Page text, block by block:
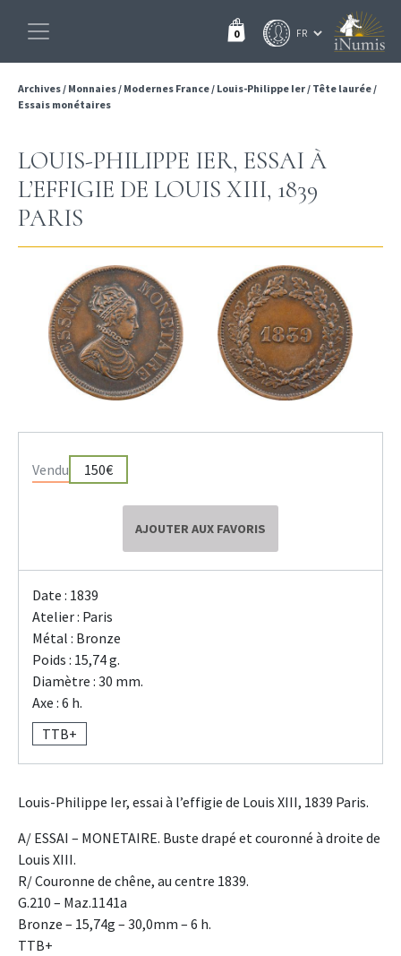
0
Archives/ Monnaies/ Modernes France/ Louis-Philippe Ier/ Tête laurée/
Essais monétaires
LOUIS-PHILIPPE IER, ESSAI À
L’EFFIGIE DE LOUIS XIII, 1839
PARIS
Vendu 150€
AJOUTER AUX FAVORIS
Date : 1839
Atelier : Paris
Métal : Bronze
Poids : 15,74 g.
Diamètre : 30 mm.
Axe : 6 h.
TTB+
Louis-Philippe Ier, essai à l’effigie de Louis XIII, 1839 Paris.
A/ ESSAI – MONETAIRE. Buste drapé et couronné à droite de
Louis XIII.
R/ Couronne de chêne, au centre 1839.
G.210 – Maz.1141a
Bronze – 15,74g – 30,0mm – 6 h.
TTB+